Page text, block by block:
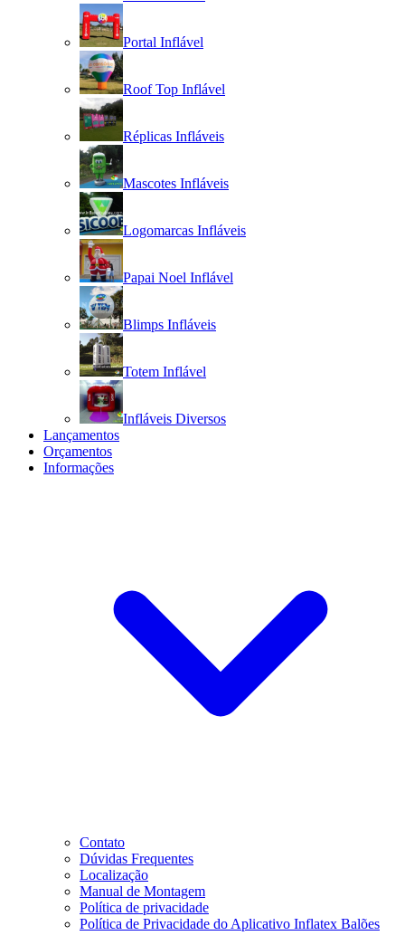
Portal Inflável
Roof Top Inflável
Réplicas Infláveis
Mascotes Infláveis
Logomarcas Infláveis
Papai Noel Inflável
Blimps Infláveis
Totem Inflável
Infláveis Diversos
Lançamentos
Orçamentos
Informações
Contato
Dúvidas Frequentes
Localização
Manual de Montagem
Política de privacidade
Política de Privacidade do Aplicativo Inflatex Balões